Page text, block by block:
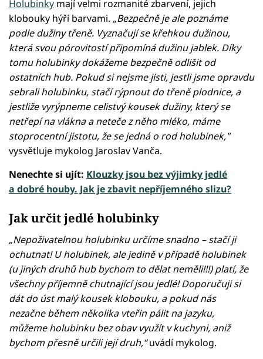
Holubinky mají velmi rozmanité zbarvení, jejich
klobouky hýří barvami. „Bezpečně je ale poznáme
podle dužiny třeně. Vyznačují se křehkou dužinou,
která svou pórovitostí připomíná dužinu jablek. Díky
tomu holubinky dokážeme bezpečně odlišit od
ostatních hub. Pokud si nejsme jisti, jestli jsme opravdu
sebrali holubinku, stačí rýpnout do třeně plodnice, a
jestliže vyrýpneme celistvý kousek dužiny, který se
netřepí na vlákna a neteče z něho mléko, máme
stoprocentní jistotu, že se jedná o rod holubinek,"
vysvětluje mykolog Jaroslav Vanča.
Nenechte si ujít: Klouzky jsou bez výjimky jedlé
a dobré houby. Jak je zbavit nepříjemného slizu?
Jak určit jedlé holubinky
„Nepoživatelnou holubinku určíme snadno – stačí ji
ochutnat! U holubinek, ale jedině v případě holubinek
(u jiných druhů hub bychom to dělat neměli!!!) platí, že
všechny příjemně chutnající jsou jedlé! Doporučuji si
dát do úst malý kousek klobouku, a pokud nás
nezačne během několika vteřin pálit na jazyku,
můžeme holubinku bez obav využít v kuchyni, aniž
bychom přesně určili její druh,“uvádí mykolog.